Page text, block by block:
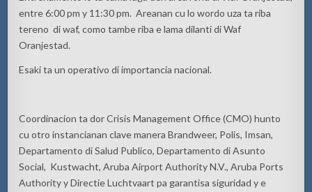
entre 6:00 pm y 11:30 pm. Areanan cu lo wordo uza ta riba
tereno di waf, como tambe riba e lama dilanti di Waf
Oranjestad.
Esaki ta un operativo di importancia nacional.
Coordinacion ta dor Crisis Management Office (CMO) hunto
cu otro instancianan clave manera Brandweer, Polis, Imsan,
Departamento di Salud Publico, Departamento di Asunto
Social, Kustwacht, Aruba Airport Authority N.V., Aruba Ports
Authority y Directie Luchtvaart pa garantisa siguridad y e